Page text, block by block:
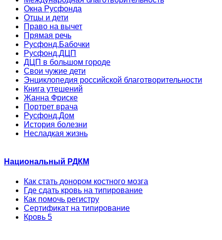
Окна Русфонда
Отцы и дети
Право на вычет
Прямая речь
Русфонд.Бабочки
Русфонд.ДЦП
ДЦП в большом городе
Свои чужие дети
Энциклопедия российской благотворительности
Книга утешений
Жанна Фриске
Портрет врача
Русфонд.Дом
История болезни
Несладкая жизнь
Национальный РДКМ
Как стать донором костного мозга
Где сдать кровь на типирование
Как помочь регистру
Сертификат на типирование
Кровь 5